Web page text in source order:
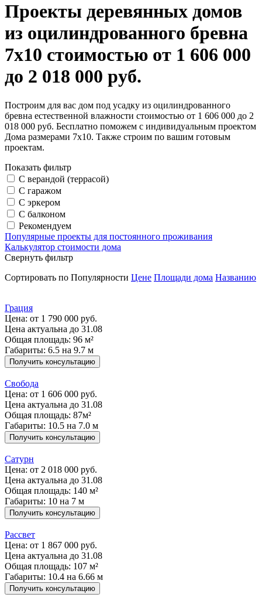
Проекты деревянных домов
из оцилиндрованного бревна
7х10 стоимостью от 1 606 000
до 2 018 000 руб.
Построим для вас дом под усадку из оцилиндрованного
бревна естественной влажности стоимостью от 1 606 000 до 2
018 000 руб. Бесплатно поможем с индивидуальным проектом
Дома размерами 7х10. Также строим по вашим готовым
проектам.
Показать фильтр
С верандой (террасой)
С гаражом
С эркером
С балконом
Рекомендуем
Популярные проекты для постоянного проживания
Калькулятор стоимости дома
Свернуть фильтр
Сортировать по Популярности Цене Площади дома Названию
Грация
Цена: от 1 790 000 руб.
Цена актуальна до 31.08
Общая площадь: 96 м²
Габариты: 6.5 на 9.7 м
Получить консультацию
Свобода
Цена: от 1 606 000 руб.
Цена актуальна до 31.08
Общая площадь: 87м²
Габариты: 10.5 на 7.0 м
Получить консультацию
Сатурн
Цена: от 2 018 000 руб.
Цена актуальна до 31.08
Общая площадь: 140 м²
Габариты: 10 на 7 м
Получить консультацию
Рассвет
Цена: от 1 867 000 руб.
Цена актуальна до 31.08
Общая площадь: 107 м²
Габариты: 10.4 на 6.66 м
Получить консультацию